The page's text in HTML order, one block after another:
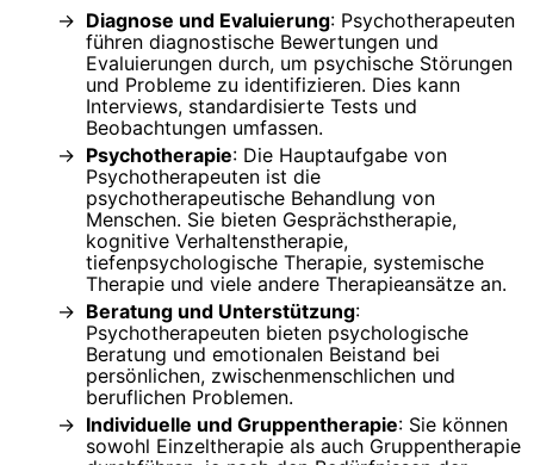
Diagnose und Evaluierung: Psychotherapeuten
führen diagnostische Bewertungen und
Evaluierungen durch, um psychische Störungen
und Probleme zu identifizieren. Dies kann
Interviews, standardisierte Tests und
Beobachtungen umfassen.
Psychotherapie: Die Hauptaufgabe von
Psychotherapeuten ist die
psychotherapeutische Behandlung von
Menschen. Sie bieten Gesprächstherapie,
kognitive Verhaltenstherapie,
tiefenpsychologische Therapie, systemische
Therapie und viele andere Therapieansätze an.
Beratung und Unterstützung:
Psychotherapeuten bieten psychologische
Beratung und emotionalen Beistand bei
persönlichen, zwischenmenschlichen und
beruflichen Problemen.
Individuelle und Gruppentherapie: Sie können
sowohl Einzeltherapie als auch Gruppentherapie